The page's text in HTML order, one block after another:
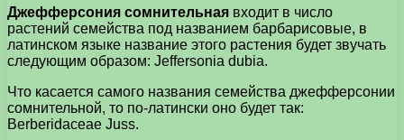
Джефферсония сомнительная входит в число
растений семейства под названием барбарисовые, в
латинском языке название этого растения будет звучать
следующим образом: Jeffersonia dubia.
Что касается самого названия семейства джефферсонии
сомнительной, то по-латински оно будет так:
Berberidaceae Juss.